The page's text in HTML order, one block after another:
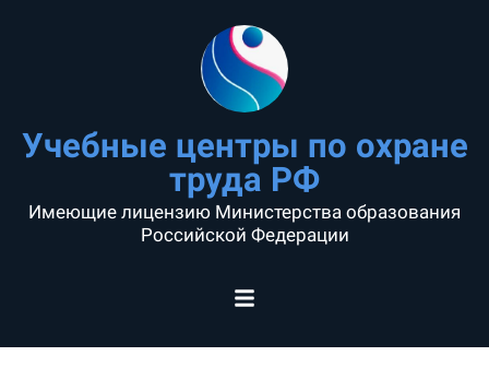
Учебные центры по охране
труда РФ
Имеющие лицензию Министерства образования
Российской Федерации